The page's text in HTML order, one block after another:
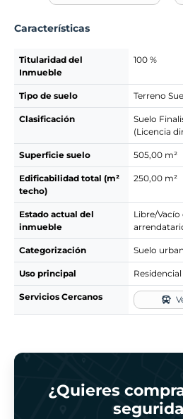
Características
Titularidad del
Inmueble
100 %
Tipo de suelo Terreno
Clasificación
Suelo
(Licencia
Superficie suelo 505,00 m²
Edificabilidad total (m²
techo)
250,00 m²
Estado actual del
inmueble
Libre/
Categorización Suelo
Uso principal Residencial
Servicios Cercanos
¿Quieres